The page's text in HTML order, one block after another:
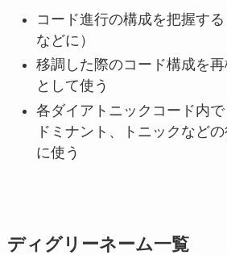
コード進行の構成を把握す
などに）
移調した際のコード構成を
として使う
各ダイアトニックコード内
ドミナント、トニックなど
に使う
ディグリーネーム一覧